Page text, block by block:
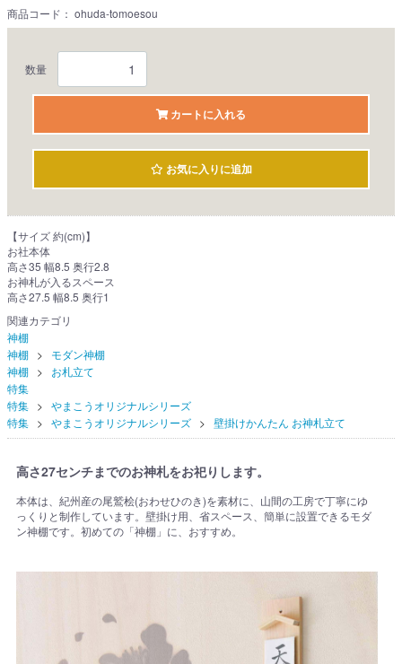
商品コード： ohuda-tomoesou
数量
カートに入れる
お気に入りに追加
【サイズ 約(cm)】
お社本体
高さ35 幅8.5 奥行2.8
お神札が入るスペース
高さ27.5 幅8.5 奥行1
関連カテゴリ
神棚
神棚
モダン神棚
神棚
お札立て
特集
特集
やまこうオリジナルシリーズ
特集
やまこうオリジナルシリーズ 壁掛けかんたん お神札立て
高さ27センチまでのお神札をお祀りします。
本体は、紀州産の尾鷲桧(おわせひのき)を素材に、山間の工房で丁寧にゆ
っくりと制作しています。壁掛け用、省スペース、簡単に設置できるモダ
ン神棚です。初めての「神棚」に、おすすめ。